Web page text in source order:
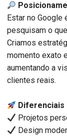
Estar no
pesquisam o
Criamos
momento exato
aumentando a
clientes reais.
Diferenciais
Projetos
Design